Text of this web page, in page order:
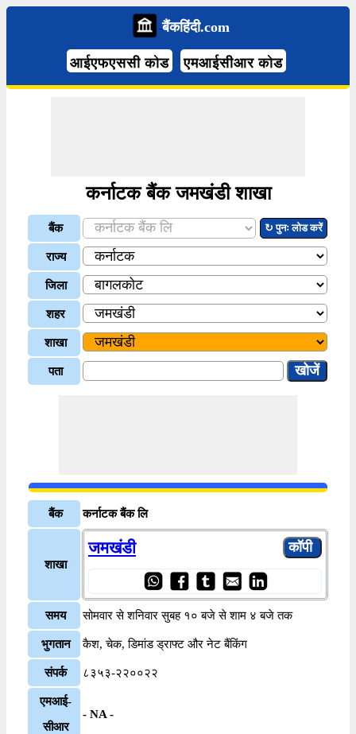
बैंकहिंदी.com
आईएफएससी कोड एमआईसीआर कोड
कर्नाटक बैंक जमखंडी शाखा
बैंक ↻ पुनः लोड करें
राज्य
जिला
शहर
शाखा
पता
बैंक कर्नाटक बैंक लि
शाखा
जमखंडी
समय सोमवार से शनिवार सुबह १० बजे से शाम ४ बजे तक
भुगतान कैश, चेक, डिमांड ड्राफ्ट और नेट बैंकिंग
संपर्क ८३५३-२२००२२
एमआई-
सीआर
- NA -